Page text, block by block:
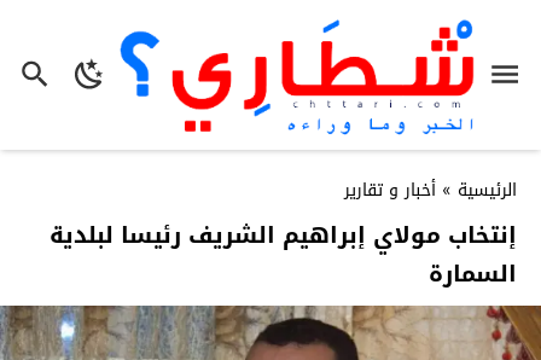
الرئيسية » أخبار و تقارير
إنتخاب مولاي إبراهيم الشريف رئيسا لبلدية
السمارة